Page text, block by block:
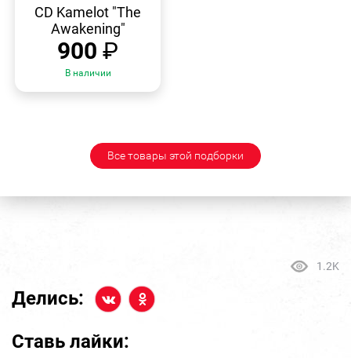
ПРОСМОТР
CD Kamelot "The
Awakening"
900 ₽
В наличии
Все товары этой подборки
1.2K
Делись:
Ставь лайки: